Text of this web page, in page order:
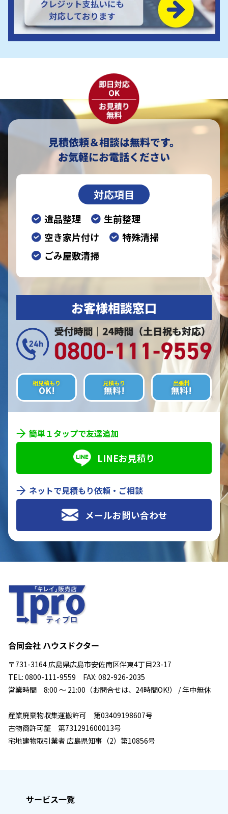
見積依頼＆相談は無料です。
お気軽にお電話ください
対応項目
遺品整理
生前整理
空き家片付け
特殊清掃
ごみ屋敷清掃
お客様相談窓口
相見積もり
OK!
見積もり
無料!
出張料
無料!
簡単１タップで友達追加
LINEお見積り
ネットで見積もり依頼・ご相談
メールお問い合わせ
合同会社 ハウスドクター
〒731-3164 広島県広島市安佐南区伴東4丁目23-17
TEL: 0800-111-9559 FAX: 082-926-2035
営業時間 8:00 ～ 21:00（お問合せは、24時間OK!） / 年中無休
産業廃棄物収集運搬許可 第03409198607号
古物商許可証 第731291600013号
宅地建物取引業者 広島県知事（2）第10856号
サービス一覧